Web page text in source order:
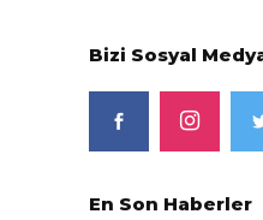
Bizi Sosyal
En Son Haberler